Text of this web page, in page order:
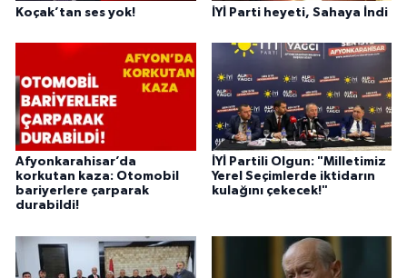
Koçak’tan ses yok! İYİ Parti heyeti, Sahaya İndi
Afyonkarahisar’da
korkutan kaza: Otomobil
bariyerlere çarparak
durabildi!
İYİ Partili Olgun: "Milletimiz
Yerel Seçimlerde iktidarın
kulağını çekecek!"